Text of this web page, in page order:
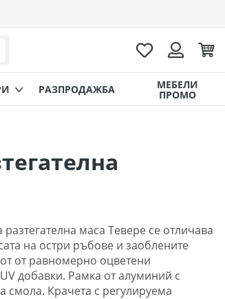
Любими
РАЗПРОДАЖБА МЕБЕЛИ
ПРОМО
маса Тевере се отличава
на остри ръбове и заоблените
от равномерно оцветени
добавки. Рамка от алуминий с
смола. Крачета с регулируема